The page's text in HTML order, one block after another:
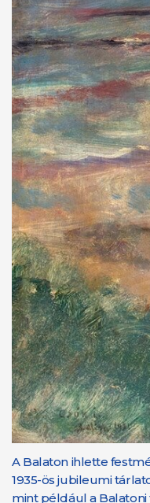
A Balaton ihlette
1935-ös jubileumi
mint például a Balatoni